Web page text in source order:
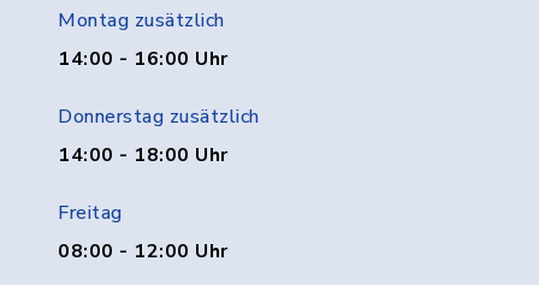
Montag zusätzlich
14:00 - 16:00 Uhr
Donnerstag zusätzlich
14:00 - 18:00 Uhr
Freitag
08:00 - 12:00 Uhr